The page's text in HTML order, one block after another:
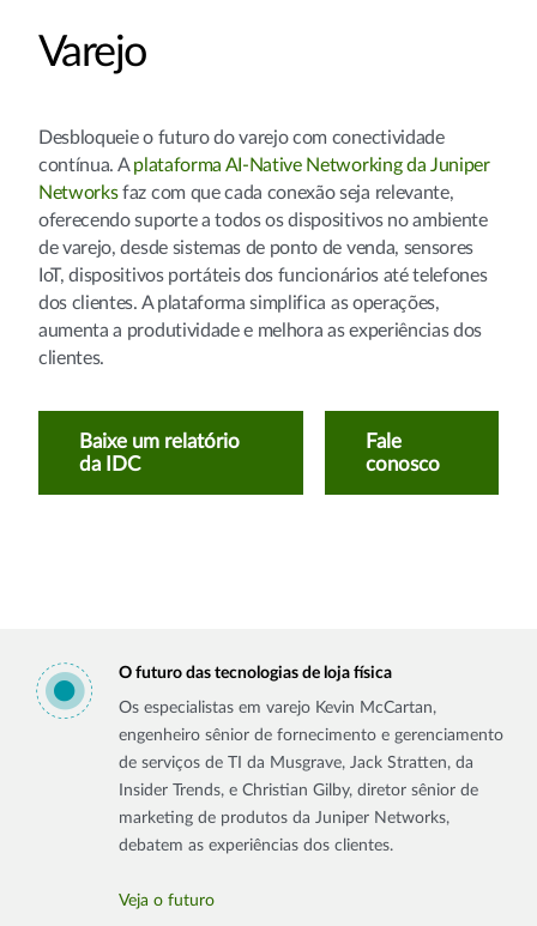
Varejo
Desbloqueie o futuro do varejo com conectividade
contínua. Aplataforma AI-Native Networking da Juniper
Networksfaz com que cada conexão seja relevante,
oferecendo suporte a todos os dispositivos no ambiente
de varejo, desde sistemas de ponto de venda, sensores
IoT, dispositivos portáteis dos funcionários até telefones
dos clientes. A plataforma simplifica as operações,
aumenta a produtividade e melhora as experiências dos
clientes.
Baixe um relatório
da IDC
Fale
conosco
O futuro das tecnologias de loja física
Os especialistas em varejo Kevin McCartan,
engenheiro sênior de fornecimento e gerenciamento
de serviços de TI da Musgrave, Jack Stratten, da
Insider Trends, e Christian Gilby, diretor sênior de
marketing de produtos da Juniper Networks,
debatem as experiências dos clientes.
Veja o futuro